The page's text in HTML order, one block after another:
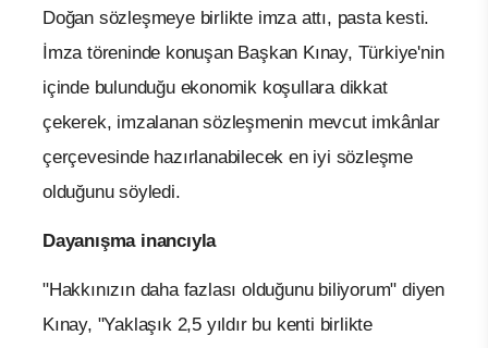
Doğan sözleşmeye birlikte imza attı, pasta kesti.
İmza töreninde konuşan Başkan Kınay, Türkiye'nin
içinde bulunduğu ekonomik koşullara dikkat
çekerek, imzalanan sözleşmenin mevcut imkânlar
çerçevesinde hazırlanabilecek en iyi sözleşme
olduğunu söyledi.
Dayanışma inancıyla
"Hakkınızın daha fazlası olduğunu biliyorum" diyen
Kınay, "Yaklaşık 2,5 yıldır bu kenti birlikte